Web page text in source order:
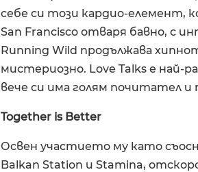
себе си този кардио-елемент,
San Francisco отваря бавно, с
Running Wild продължава
мистериозно. Love Talks е най-
вече си има голям почитател и
Together is Better
Освен участието му като
Balkan Station и Stamina,